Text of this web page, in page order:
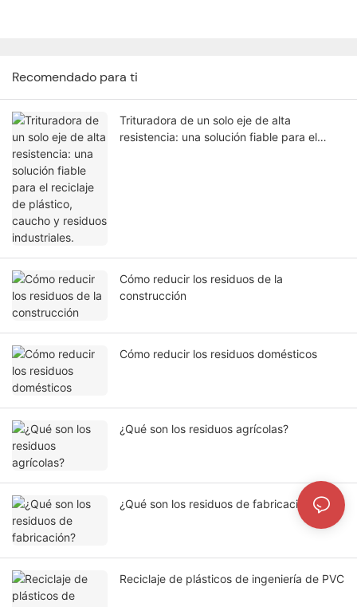
Recomendado para ti
Trituradora de un solo eje de alta
resistencia: una solución fiable para el
Cómo reducir los residuos de la
construcción
Cómo reducir los residuos domésticos
¿Qué son los residuos agrícolas?
¿Qué son los residuos de fabricación?
Reciclaje de plásticos de ingeniería de PVC